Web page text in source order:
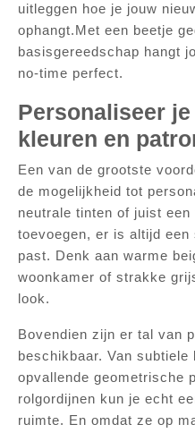
uitleggen hoe je jouw
ophangt.Met een beetje
basisgereedschap hangt
no-time perfect.
Personaliseer
kleuren en
Een van de grootste
de mogelijkheid tot
neutrale tinten of juist
toevoegen, er is altijd
past. Denk aan warme
woonkamer of strakke
look.
Bovendien zijn er tal van
beschikbaar. Van
opvallende geometrische
rolgordijnen kun je echt
ruimte. En omdat ze op